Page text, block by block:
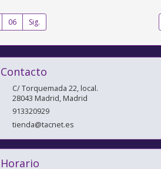
06 Sig.
Contacto
C/ Torquemada 22, local.
28043 Madrid,Madrid
913320929
tienda@tacnet.es
Horario